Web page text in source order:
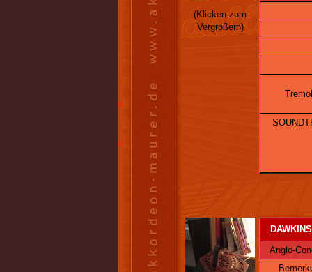
(Klicken zum
Vergrößern)
Anglo-